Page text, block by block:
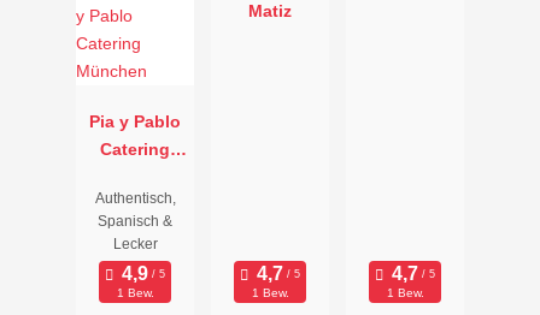
Pia y Pablo
Catering
Authentisch,
Spanisch &
Lecker
1 Bew.
Matiz
1 Bew. 1 Bew.